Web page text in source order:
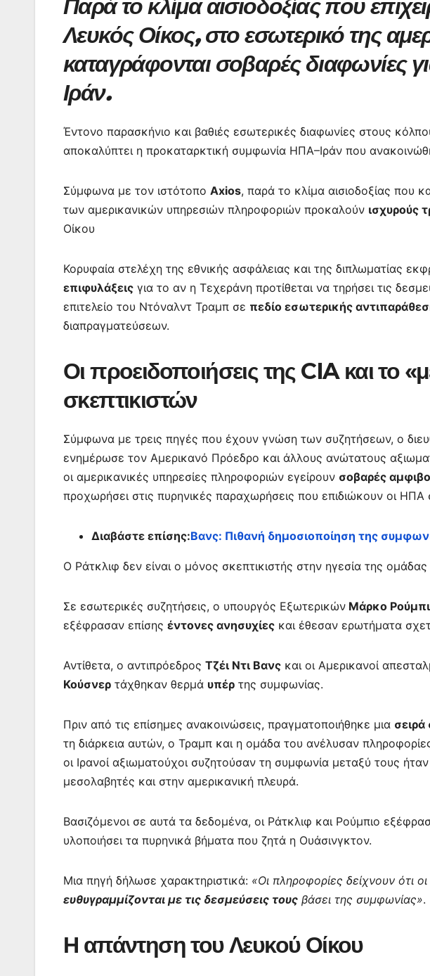
c
e
b
o
o
k
itt
er
at
s
A
p
ai
l
er
e
st
s
s
e
n
er
e
gr
a
m
er
ρ
α
σ
τε
ε
Παρά το κλίμα αισιοδοξίας που
Λευκός Οίκος, στο εσωτερικό της
καταγράφονται σοβαρές διαφωνίες
Ιράν.
Έντονο παρασκήνιο και βαθιές εσωτερικές διαφωνίες στους
αποκαλύπτει η προκαταρκτική συμφωνία ΗΠΑ–Ιράν που
Σύμφωνα με τον ιστότοπο Axios, παρά το κλίμα αισιοδοξίας που
των αμερικανικών υπηρεσιών πληροφοριών προκαλούν ισχυρούς
Οίκου
Κορυφαία στελέχη της εθνικής ασφάλειας και της διπλωματίας
επιφυλάξεις για το αν η Τεχεράνη προτίθεται να τηρήσει τις
επιτελείο του Ντόναλντ Τραμπ σε πεδίο εσωτερικής
διαπραγματεύσεων.
Οι προειδοποιήσεις της CIA και το
σκεπτικιστών
Σύμφωνα με τρεις πηγές που έχουν γνώση των συζητήσεων, ο
ενημέρωσε τον Αμερικανό Πρόεδρο και άλλους ανώτατους
οι αμερικανικές υπηρεσίες πληροφοριών εγείρουν σοβαρές
προχωρήσει στις πυρηνικές παραχωρήσεις που επιδιώκουν οι ΗΠΑ
Διαβάστε επίσης:Βανς: Πιθανή δημοσιοποίηση της
Ο Ράτκλιφ δεν είναι ο μόνος σκεπτικιστής στην ηγεσία της
Σε εσωτερικές συζητήσεις, ο υπουργός Εξωτερικών Μάρκο
εξέφρασαν επίσης έντονες ανησυχίες και έθεσαν ερωτήματα
Αντίθετα, ο αντιπρόεδρος Τζέι Ντι Βανς και οι Αμερικανοί
Κούσνερ τάχθηκαν θερμά υπέρ της συμφωνίας.
Πριν από τις επίσημες ανακοινώσεις, πραγματοποιήθηκε μια
τη διάρκεια αυτών, ο Τραμπ και η ομάδα του ανέλυσαν
οι Ιρανοί αξιωματούχοι συζητούσαν τη συμφωνία μεταξύ τους ήταν
μεσολαβητές και στην αμερικανική πλευρά.
Βασιζόμενοι σε αυτά τα δεδομένα, οι Ράτκλιφ και Ρούμπιο
υλοποιήσει τα πυρηνικά βήματα που ζητά η Ουάσινγκτον.
Μια πηγή δήλωσε χαρακτηριστικά: «Οι πληροφορίες δείχνουν ότι
ευθυγραμμίζονται με τις δεσμεύσεις τους βάσει της συμφωνίας».
Η απάντηση του Λευκού Οίκου